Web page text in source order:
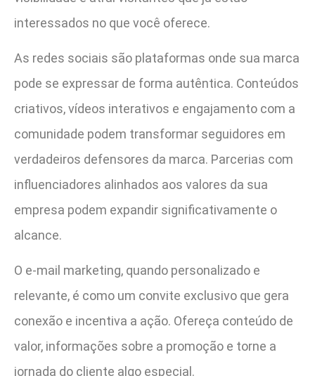
interessados no que você oferece.
As redes sociais são plataformas onde sua marca
pode se expressar de forma autêntica. Conteúdos
criativos, vídeos interativos e engajamento com a
comunidade podem transformar seguidores em
verdadeiros defensores da marca. Parcerias com
influenciadores alinhados aos valores da sua
empresa podem expandir significativamente o
alcance.
O e-mail marketing, quando personalizado e
relevante, é como um convite exclusivo que gera
conexão e incentiva a ação. Ofereça conteúdo de
valor, informações sobre a promoção e torne a
jornada do cliente algo especial.